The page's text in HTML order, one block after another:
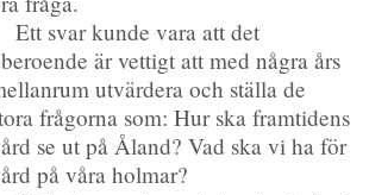
Ett svar kunde vara att det
är vettigt att med några års
utvärdera och ställa de
frågorna som: Hur ska framtidens
se ut på Åland? Vad ska vi ha för
på våra holmar?